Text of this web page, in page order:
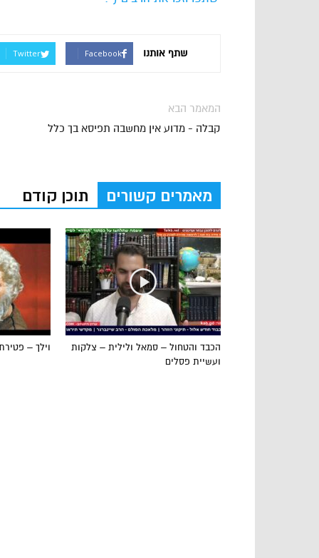
שתף אותנו Facebook
Twitter
המאמר הבא
קבלה - מדוע אין מחשבה תפיסא בך כלל
מאמרים קשורים תוכן קודם
וילך –
הכבד והטחול – סמאל ולילית – צלקות
ועשיית פסלים